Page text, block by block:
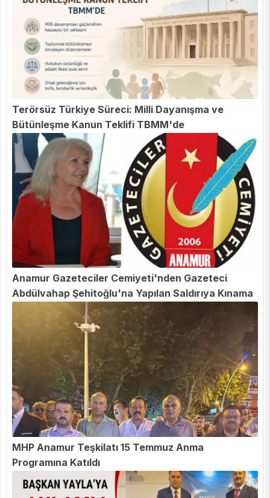
Terörsüz Türkiye Süreci: Milli Dayanışma ve
Bütünleşme Kanun Teklifi TBMM'de
Anamur Gazeteciler Cemiyeti'nden Gazeteci
Abdülvahap Şehitoğlu'na Yapılan Saldırıya Kınama
MHP Anamur Teşkilatı 15 Temmuz Anma
Programına Katıldı